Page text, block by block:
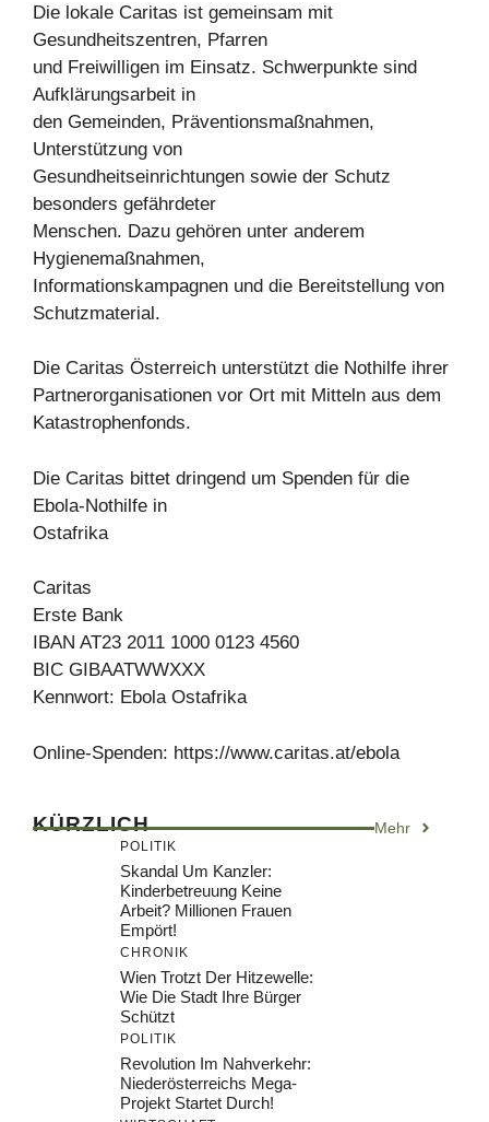
Die lokale Caritas ist gemeinsam mit
Gesundheitszentren, Pfarren
und Freiwilligen im Einsatz. Schwerpunkte sind
Aufklärungsarbeit in
den Gemeinden, Präventionsmaßnahmen,
Unterstützung von
Gesundheitseinrichtungen sowie der Schutz
besonders gefährdeter
Menschen. Dazu gehören unter anderem
Hygienemaßnahmen,
Informationskampagnen und die Bereitstellung von
Schutzmaterial.
Die Caritas Österreich unterstützt die Nothilfe ihrer
Partnerorganisationen vor Ort mit Mitteln aus dem
Katastrophenfonds.
Die Caritas bittet dringend um Spenden für die
Ebola-Nothilfe in
Ostafrika
Caritas
Erste Bank
IBAN AT23 2011 1000 0123 4560
BIC GIBAATWWXXX
Kennwort: Ebola Ostafrika
Online-Spenden: https://www.caritas.at/ebola
KÜRZLICH Mehr
POLITIK
Skandal Um Kanzler:
Kinderbetreuung Keine
Arbeit? Millionen Frauen
Empört!
CHRONIK
Wien Trotzt Der Hitzewelle:
Wie Die Stadt Ihre Bürger
Schützt
POLITIK
Revolution Im Nahverkehr:
Niederösterreichs Mega-
Projekt Startet Durch!